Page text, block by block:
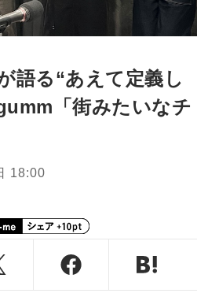
語る“あえて定義し
「街みたいなチ
18:00